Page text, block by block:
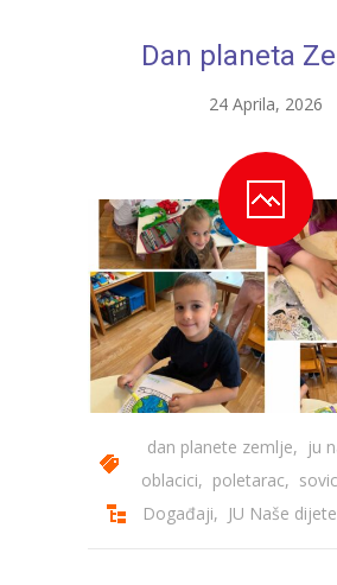
---- Lastavica
---- Pčelica
---- Poletarac
---- Snjeguljica
---- Zeko
---- Zvjezdica
Dan planeta
24 Aprila, 2026
dan planete zemlje, ju
oblacici, poletarac,
Događaji, JU Naše dijete